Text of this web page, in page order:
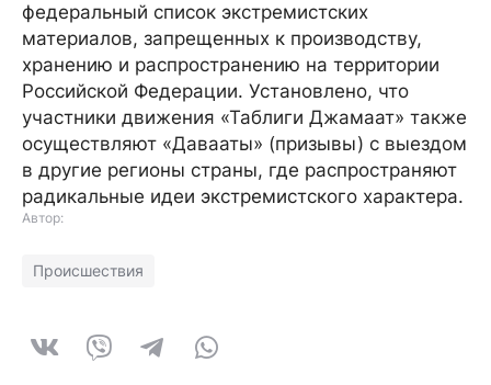
федеральный список экстремистских
материалов, запрещенных к производству,
хранению и распространению на территории
Российской Федерации. Установлено, что
участники движения «Таблиги Джамаат» также
осуществляют «Давааты» (призывы) с выездом
в другие регионы страны, где распространяют
радикальные идеи экстремистского характера.
Автор:
Происшествия